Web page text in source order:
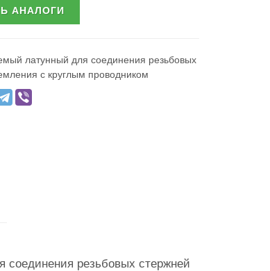
АНАЛОГИ
латунный для соединения резьбовых
с круглым проводником
соединения резьбовых стержней